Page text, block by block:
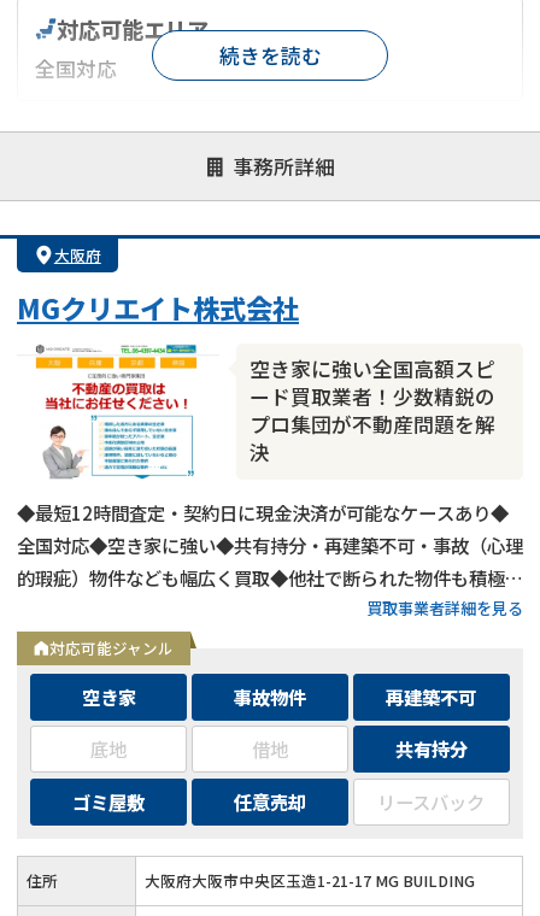
事務所詳細
対応可能エリア
全国対応
対応が親身 オンライン面談可能
レスポンスが早い
1億円以上の買取可
続きを読む
大阪府
MGクリエイト株式会社
空き家に強い全国高額スピ
ード買取業者！少数精鋭の
プロ集団が不動産問題を解
決
◆最短12時間査定・契約日に現金決済が可能なケースあり◆
全国対応◆空き家に強い◆共有持分・再建築不可・事故（心理
的瑕疵）物件なども幅広く買取◆他社で断られた物件も積極買
取◆近畿圏内に強く年間約50件以上の不動産買取実績あり
買取事業者詳細を見る
対応可能ジャンル
空き家 事故物件
再建築不可
底地
借地
共有持分
ゴミ屋敷
任意売却 リースバック
住所 大阪府大阪市中央区玉造1-21-17 MG BUILDING